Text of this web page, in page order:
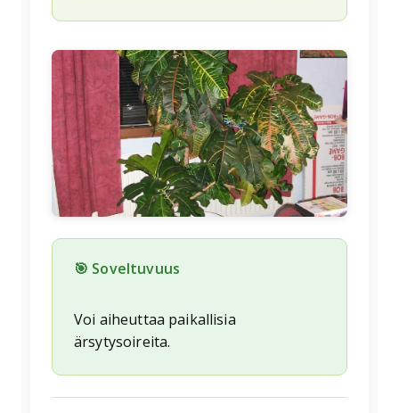
🌱
🎯 Soveltuvuus
Voi aiheuttaa paikallisia
ärsytysoireita.